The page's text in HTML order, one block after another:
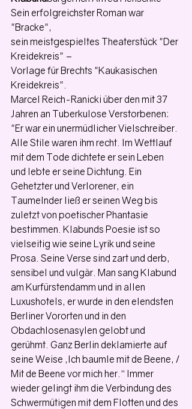
Sein erfolgreichster Roman war
"Bracke",
sein meistgespieltes Theaterstück "Der
Kreidekreis" –
Vorlage für Brechts "Kaukasischen
Kreidekreis".
Marcel Reich-Ranicki über den mit 37
Jahren an Tuberkulose Verstorbenen:
"Er war ein unermüdlicher Vielschreiber.
Alle Stile waren ihm recht. Im Wettlauf
mit dem Tode dichtete er sein Leben
und lebte er seine Dichtung. Ein
Gehetzter und Verlorener, ein
Taumelnder ließ er seinen Weg bis
zuletzt von poetischer Phantasie
bestimmen. Klabunds Poesie ist so
vielseitig wie seine Lyrik und seine
Prosa. Seine Verse sind zart und derb,
sensibel und vulgär. Man sang Klabund
am Kurfürstendamm und in allen
Luxushotels, er wurde in den elendsten
Berliner Vororten und in den
Obdachlosenasylen gelobt und
gerühmt. Ganz Berlin deklamierte auf
seine Weise „Ich baumle mit de Beene, /
Mit de Beene vor mich her.“ Immer
wieder gelingt ihm die Verbindung des
Schwermütigen mit dem Flotten und des